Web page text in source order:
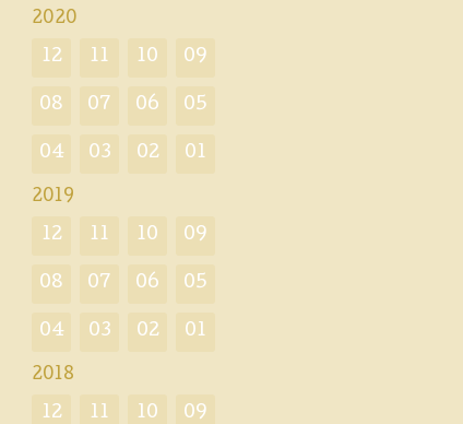
2020
12 11 10 09
08 07 06 05
04 03 02 01
2019
12 11 10 09
08 07 06 05
04 03 02 01
2018
12 11 10 09